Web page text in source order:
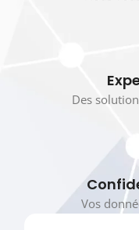
Des
Vos